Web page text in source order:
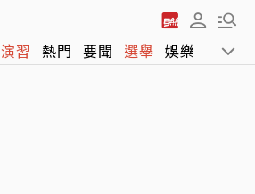
演習 熱門 要聞 選舉 娛樂 運動